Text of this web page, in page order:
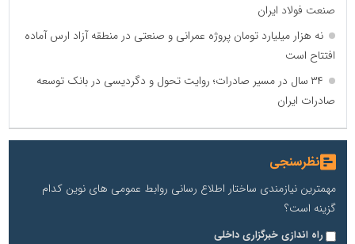
صنعت فولاد ایران
نه هزار میلیارد تومان پروژه عمرانی و صنعتی در منطقه آزاد ارس آماده
افتتاح است
۳۴ سال در مسیر صادرات؛ روایت تحول و دگردیسی در بانک توسعه
صادرات ایران
نظرسنجی
مهمترین نیازمندی ساختار اطلاع رسانی روابط عمومی های نوین کدام
گزینه است؟
راه اندازی خبرگزاری داخلی